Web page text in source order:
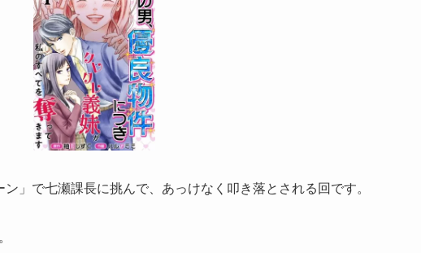
」で七瀬課長に挑んで、あっけなく叩き落とされる回です。